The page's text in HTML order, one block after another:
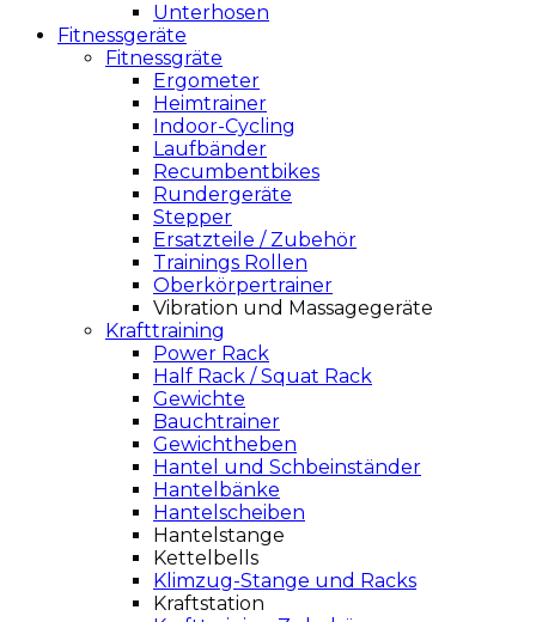
Unterhosen
Fitnessgeräte
Fitnessgräte
Ergometer
Heimtrainer
Indoor-Cycling
Laufbänder
Recumbentbikes
Rundergeräte
Stepper
Ersatzteile / Zubehör
Trainings Rollen
Oberkörpertrainer
Vibration und Massagegeräte
Krafttraining
Power Rack
Half Rack / Squat Rack
Gewichte
Bauchtrainer
Gewichtheben
Hantel und Schbeinständer
Hantelbänke
Hantelscheiben
Hantelstange
Kettelbells
Klimzug-Stange und Racks
Kraftstation